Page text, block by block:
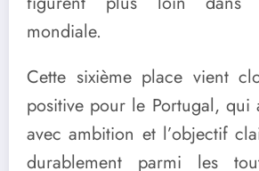
mondiale.
Cette sixième place vient
positive pour le Portugal, qui
avec ambition et l’objectif
durablement parmi les